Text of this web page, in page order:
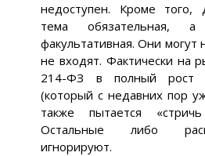
недоступен. Кроме того,
тема
факультативная. Они
не входят. Фактически на
214-ФЗ в полный рост
(который с недавних пор
также пытается
Остальные либо
игнорируют.